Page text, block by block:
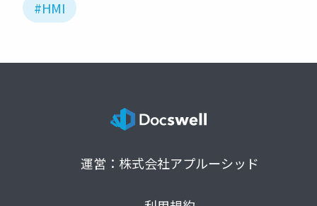
#HMI
運営：株式会社アプルーシッド